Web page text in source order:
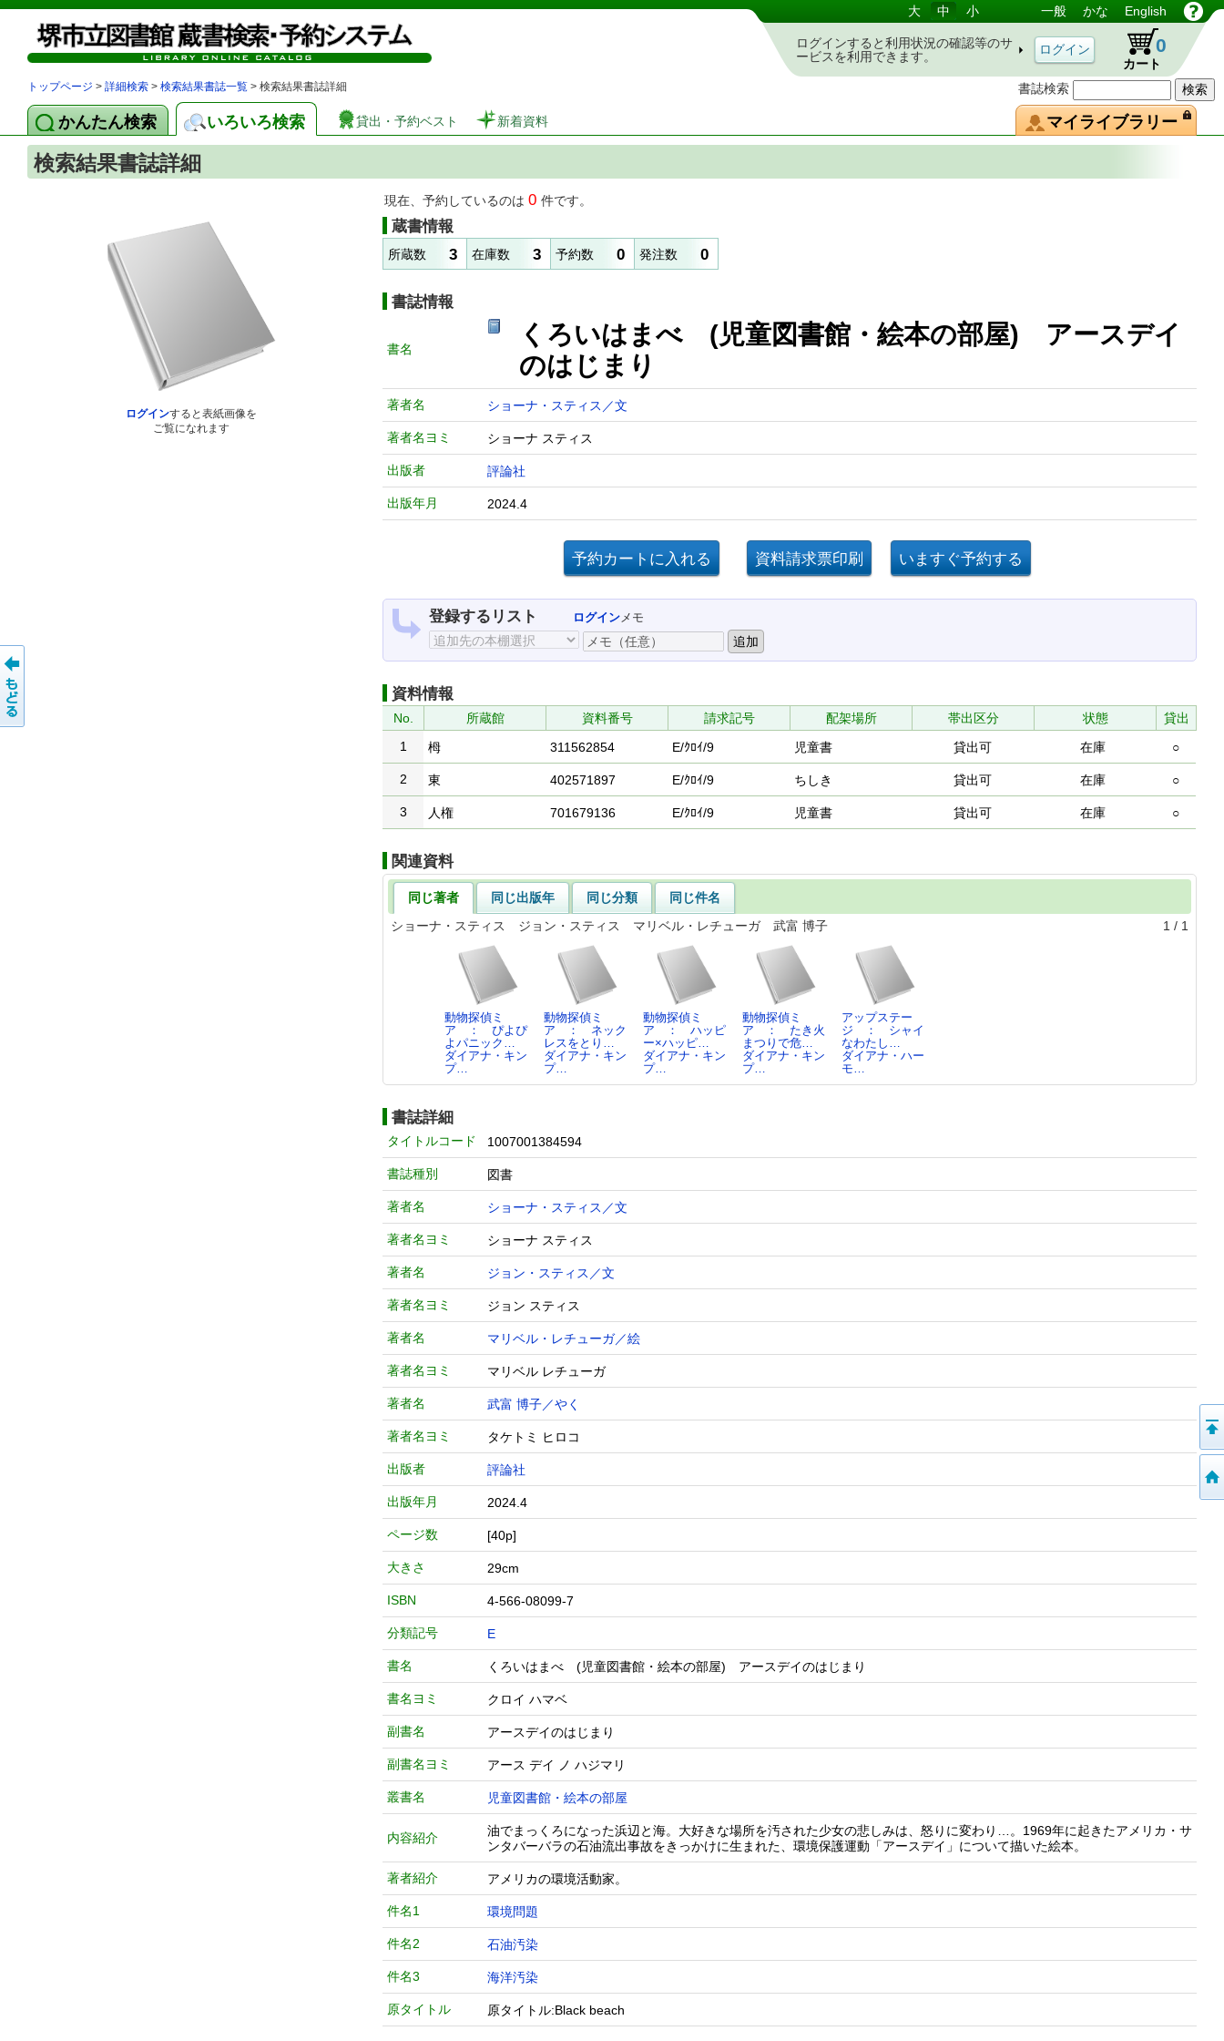
図書館 蔵書検索・予約システム
書誌検索
大 中 小 一般 かな English
ログインすると利用状況の確認等のサ
ービスを利用できます。
カート
0
トップページ > 詳細検索 > 検索結果書誌一覧 > 検索結果書誌詳細
かんたん検索 いろいろ検索 貸出・予約ベスト 新着資料 マイライブラリー
検索結果書誌詳細
ログインすると表紙画像を
ご覧になれます
現在、予約しているのは 0 件です。
蔵書情報
所蔵数 3 在庫数 3 予約数 0 発注数 0
書誌情報
書名
くろいはまべ (児童図書館・絵本の部屋) アースデイ
のはじまり
著者名 ショーナ・スティス／文
著者名ヨミ ショーナ スティス
出版者 評論社
出版年月 2024.4
登録するリスト ログインメモ
資料情報
No. 所蔵館 資料番号 請求記号 配架場所 帯出区分 状態
貸出
1
栂 311562854 E/ｸﾛｲ/9 児童書 貸出可 在庫 ○
2 東 402571897 E/ｸﾛｲ/9 ちしき 貸出可 在庫 ○
3 人権 701679136 E/ｸﾛｲ/9 児童書 貸出可 在庫 ○
関連資料
同じ著者 同じ出版年 同じ分類
同じ件名
ショーナ・スティス ジョン・スティス マリベル・レチューガ 武富 博子
1 / 1
動物探偵ミ
ア ： ぴよぴ
よパニック…
ダイアナ・キン
プ…
動物探偵ミ
ア ： ネック
レスをとり…
ダイアナ・キン
プ…
動物探偵ミ
ア ： ハッピ
ー×ハッピ…
ダイアナ・キン
プ…
動物探偵ミ
ア ： たき火
まつりで危…
ダイアナ・キン
プ…
アップステー
ジ ： シャイ
なわたし…
ダイアナ・ハー
モ…
書誌詳細
タイトルコード 1007001384594
書誌種別 図書
著者名 ショーナ・スティス／文
著者名ヨミ ショーナ スティス
著者名 ジョン・スティス／文
著者名ヨミ ジョン スティス
著者名 マリベル・レチューガ／絵
著者名ヨミ マリベル レチューガ
著者名 武富 博子／やく
著者名ヨミ タケトミ ヒロコ
出版者 評論社
出版年月 2024.4
ページ数 [40p]
大きさ 29cm
ISBN 4-566-08099-7
分類記号 E
書名 くろいはまべ (児童図書館・絵本の部屋) アースデイのはじまり
書名ヨミ クロイ ハマベ
副書名 アースデイのはじまり
副書名ヨミ アース デイ ノ ハジマリ
叢書名 児童図書館・絵本の部屋
内容紹介
油でまっくろになった浜辺と海。大好きな場所を汚された少女の悲しみは、怒りに変わり…。1969年に起きたアメリカ・サ
ンタバーバラの石油流出事故をきっかけに生まれた、環境保護運動「アースデイ」について描いた絵本。
著者紹介 アメリカの環境活動家。
件名1 環境問題
件名2 石油汚染
件名3 海洋汚染
原タイトル 原タイトル:Black beach